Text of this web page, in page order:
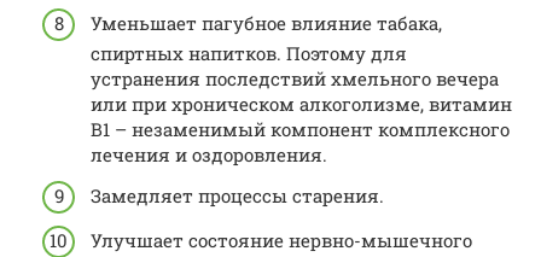
Уменьшает пагубное влияние табака,
спиртных напитков. Поэтому для
устранения последствий хмельного вечера
или при хроническом алкоголизме, витамин
В1 – незаменимый компонент комплексного
лечения и оздоровления.
Замедляет процессы старения.
Улучшает состояние нервно-мышечного